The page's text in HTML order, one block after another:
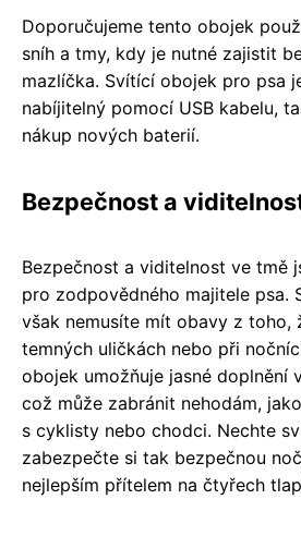
Doporučujeme tento obojek
sníh a tmy, kdy je nutné zajistit
mazlíčka. Svítící obojek pro psa
nabíjitelný pomocí USB kabelu,
nákup nových baterií.
Bezpečnost a
Bezpečnost a viditelnost ve tmě
pro zodpovědného majitele psa.
však nemusíte mít obavy z toho,
temných uličkách nebo při
obojek umožňuje jasné doplnění
což může zabránit nehodám,
s cyklisty nebo chodci. Nechte
zabezpečte si tak bezpečnou
nejlepším přítelem na čtyřech